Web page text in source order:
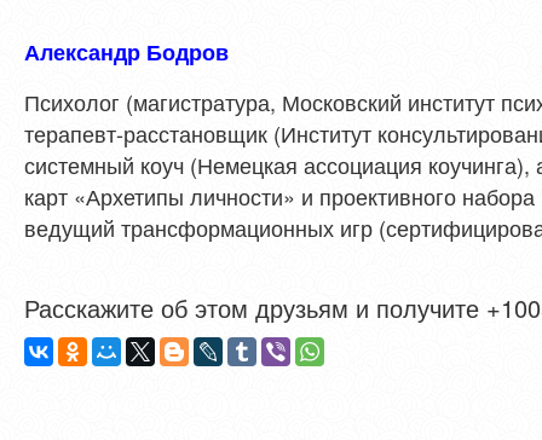
Александр Бодров
Психолог (магистратура, Московский институт
терапевт-расстановщик (Институт
системный коуч (Немецкая ассоциация
карт «Архетипы личности» и проективного
ведущий трансформационных игр
Расскажите об этом друзьям и получите